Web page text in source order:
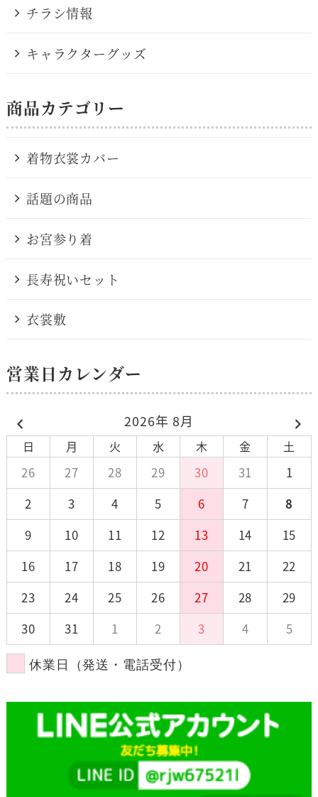
チラシ情報
キャラクターグッズ
商品カテゴリー
着物衣裳カバー
話題の商品
お宮参り着
長寿祝いセット
衣裳敷
営業日カレンダー
2026年 8月
日 月 火 水 木 金
土
26
27 28 29 30 31
1
2
3 4 5 6 7
8
9
10 11 12 13 14
15
16
17 18 19 20 21
22
23
24 25 26 27 28
29
30
31 1 2 3 4 5
休業日（発送・電話受付）